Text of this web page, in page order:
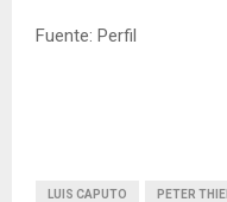
Fuente: Perfil
LUIS CAPUTO PETER THIEL